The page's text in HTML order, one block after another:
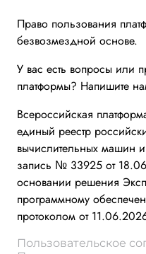
Право пользования
безвозмездной основе.
У вас есть вопросы или
платформы? Напишите
Всероссийская
единый реестр
вычислительных машин
запись № 33925 от
основании решения
программному
протоколом от
Пользовательское